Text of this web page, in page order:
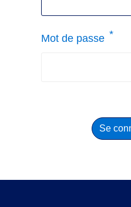
Mot de passe